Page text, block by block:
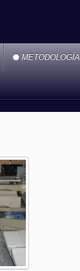
METODOLOGÍA